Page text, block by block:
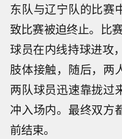
东队与辽宁队的比赛
致比赛被迫终止。比
球员在内线持球进攻
肢体接触，随后，两
两队球员迅速靠拢过
冲入场内。最终双方
前结束。